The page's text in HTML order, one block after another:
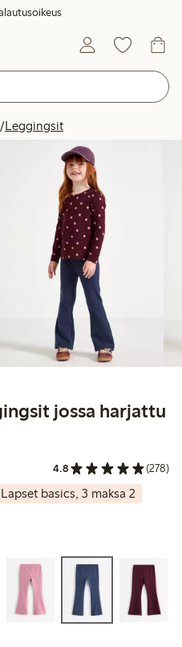
LeggingsitTuotteet kuvassa
jossa harjattu
4.8 (278)
Lapset basics, 3 maksa 2